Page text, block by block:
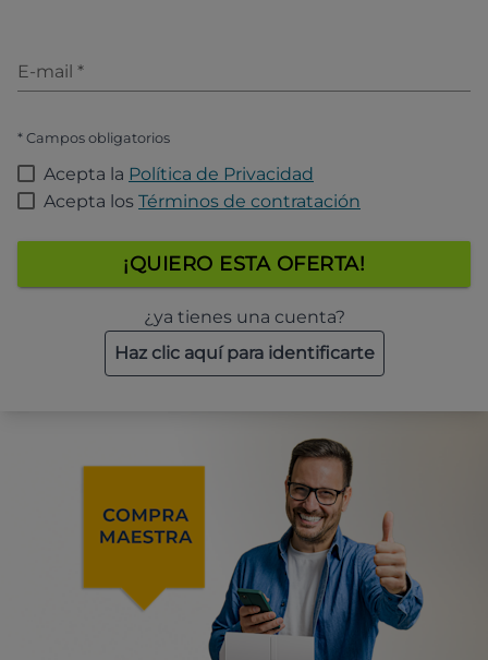
E-mail *
* Campos obligatorios
Acepta la Política de Privacidad
Acepta los Términos de contratación
¡QUIERO ESTA OFERTA!
¿ya tienes una cuenta?
Haz clic aquí para identificarte